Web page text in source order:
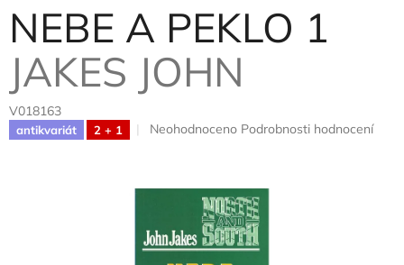
NEBE A PEKLO 1
JAKES JOHN
V018163
antikvariát 2 + 1
Průměrné
5
hvězdiček.
Neohodnoceno Podrobnosti hodnocení